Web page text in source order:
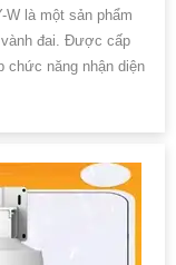
W là một sản phẩm
đai. Được cấp
chức năng nhận diện